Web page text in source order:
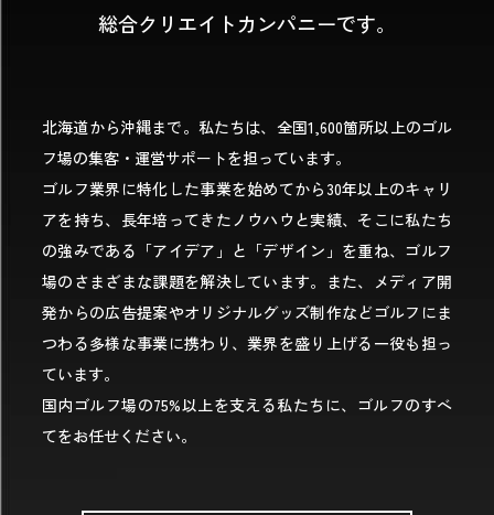
総合クリエイトカンパニーです。
北海道から沖縄まで。私たちは、全国1,600箇所以上のゴル
フ場の集客・運営サポートを担っています。
ゴルフ業界に特化した事業を始めてから30年以上のキャリ
アを持ち、長年培ってきたノウハウと実績、そこに私たち
の強みである「アイデア」と「デザイン」を重ね、ゴルフ
場のさまざまな課題を解決しています。また、メディア開
発からの広告提案やオリジナルグッズ制作などゴルフにま
つわる多様な事業に携わり、業界を盛り上げる一役も担っ
ています。
国内ゴルフ場の75%以上を支える私たちに、ゴルフのすべ
てをお任せください。